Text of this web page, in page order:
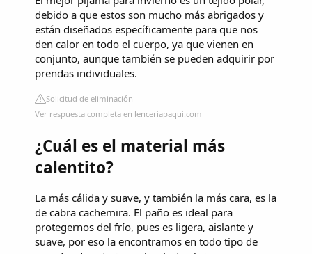
debido a que estos son mucho más abrigados y
están diseñados específicamente para que nos
den calor en todo el cuerpo, ya que vienen en
conjunto, aunque también se pueden adquirir por
prendas individuales.
Solicitud de eliminación
Ver respuesta completa en lenceriapaqui.com
¿Cuál es el material más
calentito?
La más cálida y suave, y también la más cara, es la
de cabra cachemira. El paño es ideal para
protegernos del frío, pues es ligera, aislante y
suave, por eso la encontramos en todo tipo de